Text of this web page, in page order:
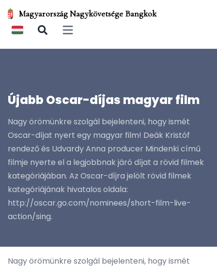
Magyarország Nagykövetsége Bangkok
Open main menu
Újabb Oscar-díjas magyar film
Nagy örömünkre szolgál bejelenteni, hogy ismét
Oscar-díjat nyert egy magyar film! Deák Kristóf
rendező és Udvardy Anna producer Mindenki című
filmje nyerte el a legjobbnak járó díjat a rövid filmek
kategóriájában. Az Oscar-díjra jelölt rövid filmek
kategóriájának hivatalos oldala:
http://oscar.go.com/nominees/short-film-live-
action/sing.
Nagy örömünkre szolgál bejelenteni, hogy ismét